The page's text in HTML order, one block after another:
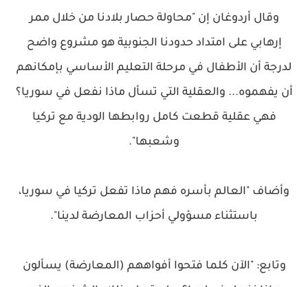
وقال أردوغان إن "محاولة حصار بلادنا من خلال ممر
إرهابي على امتداد حدودنا الجنوبية هو مشروع واضح
لدرجة أن الأطفال في مرحلة التعليم الأساسي بإمكانهم
أن يفهموه... والعقلية التي تسأل ماذا نفعل في سوريا؟
فهي عقلية قطعت كامل روابطها الودية مع تركيا
وشعبها".
وأضاف "العالم بأسره فهم ماذا تفعل تركيا في سوريا،
باستثناء مسؤولي أحزاب المعارضة لدينا".
وتابع: "الآن كلما فتحوا أفواههم (المعارضة) يسألون